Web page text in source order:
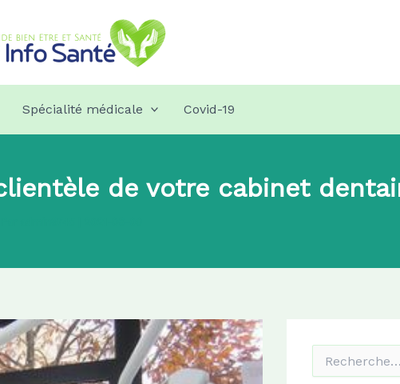
Spécialité médicale Covid-19
de votre cabinet